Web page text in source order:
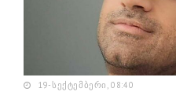
19-ᲡᲔᲥᲢᲔᲛᲑᲔᲠᲘ, 08:40